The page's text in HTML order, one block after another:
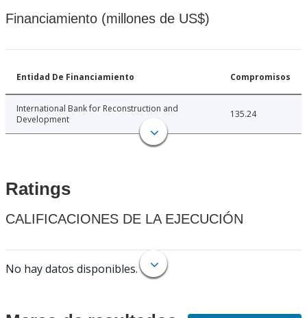
Financiamiento (millones de US$)
Entidad De Financiamiento Compromisos
International Bank for Reconstruction and
Development
135.24
Ratings
CALIFICACIONES DE LA EJECUCIÓN
No hay datos disponibles.